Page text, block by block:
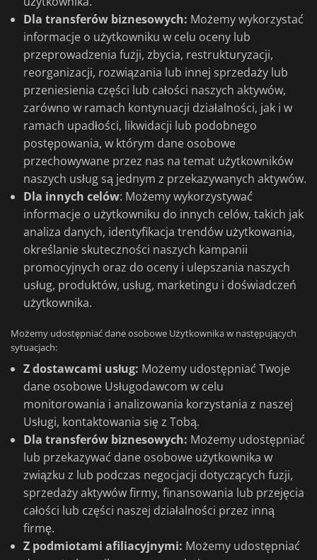
Dla transferów biznesowych: Możemy wykorzystać
informacje o użytkowniku w celu oceny lub
przeprowadzenia fuzji, zbycia, restrukturyzacji,
reorganizacji, rozwiązania lub innej sprzedaży lub
przeniesienia części lub całości naszych aktywów,
zarówno w ramach kontynuacji działalności, jak i w
ramach upadłości, likwidacji lub podobnego
postępowania, w którym dane osobowe
przechowywane przez nas na temat użytkowników
naszych usług są jednym z przekazywanych aktywów.
Dla innych celów: Możemy wykorzystywać
informacje o użytkowniku do innych celów, takich jak
analiza danych, identyfikacja trendów użytkowania,
określanie skuteczności naszych kampanii
promocyjnych oraz do oceny i ulepszania naszych
usług, produktów, usług, marketingu i doświadczeń
użytkownika.
Możemy udostępniać dane osobowe Użytkownika w następujących
sytuacjach:
Z dostawcami usług: Możemy udostępniać Twoje
dane osobowe Usługodawcom w celu
monitorowania i analizowania korzystania z naszej
Usługi, kontaktowania się z Tobą.
Dla transferów biznesowych: Możemy udostępniać
lub przekazywać dane osobowe użytkownika w
związku z lub podczas negocjacji dotyczących fuzji,
sprzedaży aktywów firmy, finansowania lub przejęcia
całości lub części naszej działalności przez inną
firmę.
Z podmiotami afiliacyjnymi: Możemy udostępniać